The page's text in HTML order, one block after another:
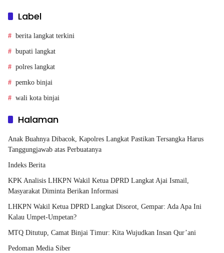
Label
berita langkat terkini
bupati langkat
polres langkat
pemko binjai
wali kota binjai
Halaman
Anak Buahnya Dibacok, Kapolres Langkat Pastikan Tersangka Harus
Tanggungjawab atas Perbuatanya
Indeks Berita
KPK Analisis LHKPN Wakil Ketua DPRD Langkat Ajai Ismail,
Masyarakat Diminta Berikan Informasi
LHKPN Wakil Ketua DPRD Langkat Disorot, Gempar: Ada Apa Ini
Kalau Umpet-Umpetan?
MTQ Ditutup, Camat Binjai Timur: Kita Wujudkan Insan Qur’ani
Pedoman Media Siber